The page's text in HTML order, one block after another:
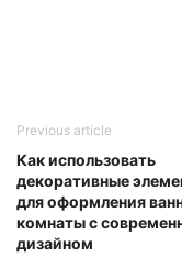
Previous article
Как использовать
декоративные
для оформления
комнаты с
дизайном